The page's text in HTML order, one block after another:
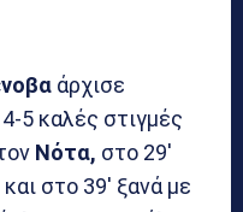
άρχισε
5 καλές στιγμές
Νότα, στο 29′
και στο 39′ ξανά με